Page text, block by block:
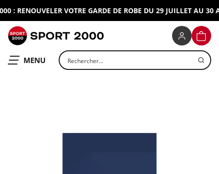
: RENOUVELER VOTRE GARDE DE ROBE DU 29 JUILLET AU 30
OUVRIR LE
MENU Rechercher un produit